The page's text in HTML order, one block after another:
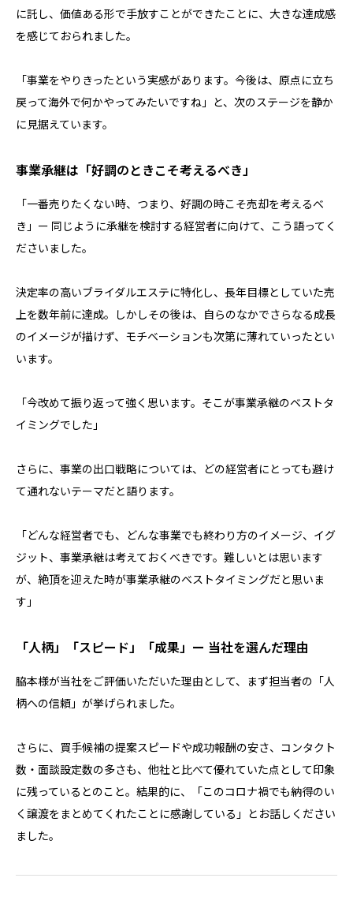
に託し、価値ある形で手放すことができたことに、大きな達成感
を感じておられました。
「事業をやりきったという実感があります。今後は、原点に立ち
戻って海外で何かやってみたいですね」と、次のステージを静か
に見据えています。
事業承継は「好調のときこそ考えるべき」
「一番売りたくない時、つまり、好調の時こそ売却を考えるべ
き」ー 同じように承継を検討する経営者に向けて、こう語ってく
ださいました。
決定率の高いブライダルエステに特化し、長年目標としていた売
上を数年前に達成。しかしその後は、自らのなかでさらなる成長
のイメージが描けず、モチベーションも次第に薄れていったとい
います。
「今改めて振り返って強く思います。そこが事業承継のベストタ
イミングでした」
さらに、事業の出口戦略については、どの経営者にとっても避け
て通れないテーマだと語ります。
「どんな経営者でも、どんな事業でも終わり方のイメージ、イグ
ジット、事業承継は考えておくべきです。難しいとは思います
が、絶頂を迎えた時が事業承継のベストタイミングだと思いま
す」
「人柄」「スピード」「成果」ー 当社を選んだ理由
脇本様が当社をご評価いただいた理由として、まず担当者の「人
柄への信頼」が挙げられました。
さらに、買手候補の提案スピードや成功報酬の安さ、コンタクト
数・面談設定数の多さも、他社と比べて優れていた点として印象
に残っているとのこと。結果的に、「このコロナ禍でも納得のい
く譲渡をまとめてくれたことに感謝している」とお話しください
ました。